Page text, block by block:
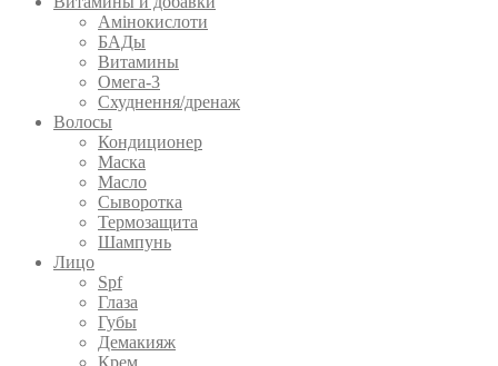
Амінокислоти
БАДы
Витамины
Омега-3
Схуднення/дренаж
Волосы
Кондиционер
Маска
Масло
Сыворотка
Термозащита
Шампунь
Лицо
Spf
Глаза
Губы
Демакияж